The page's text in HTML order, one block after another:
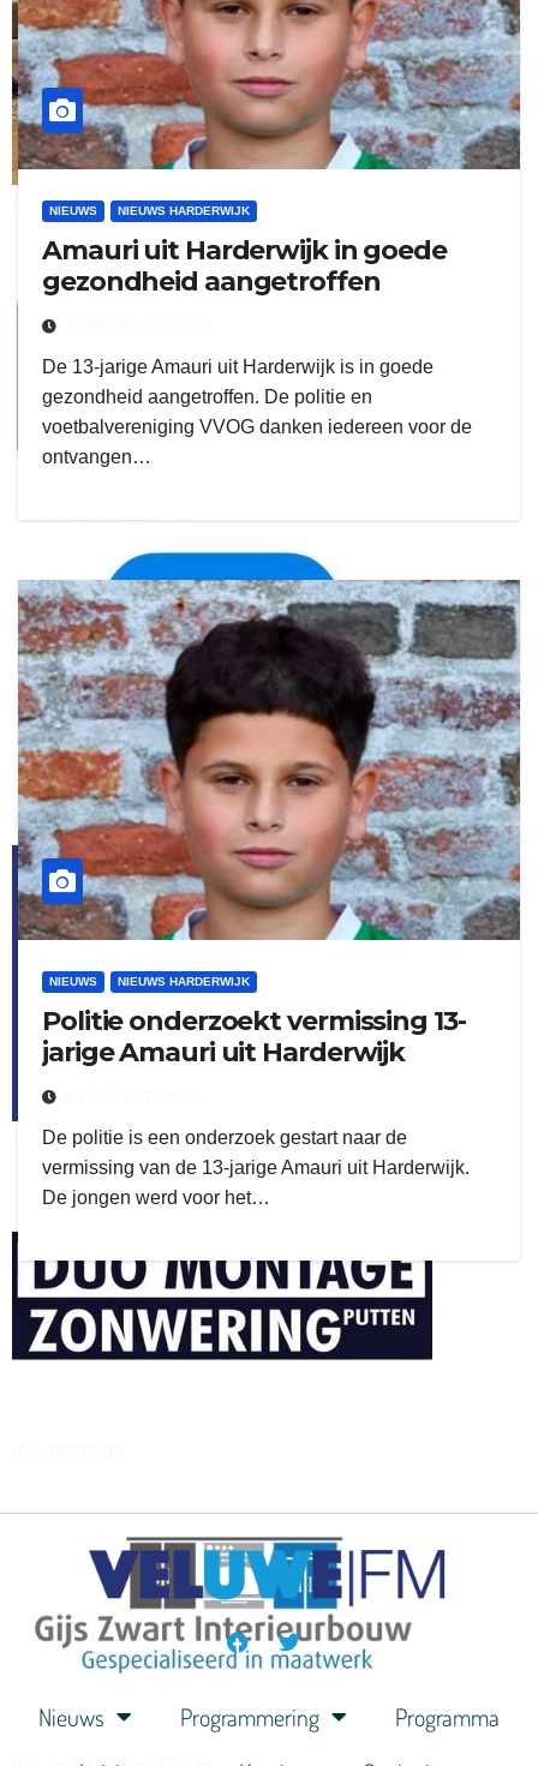
delangekortland
kleijer
henkvandeberg
ruitengaparket
flitsmeister
ook adverteren
NIEUWS NIEUWS HARDERWIJK
Amauri uit Harderwijk in goede
gezondheid aangetroffen
De 13-jarige Amauri uit Harderwijk is in goede
gezondheid aangetroffen. De politie en
voetbalvereniging VVOG danken iedereen voor de
ontvangen…
NIEUWS NIEUWS HARDERWIJK
Politie onderzoekt vermissing 13-
jarige Amauri uit Harderwijk
De politie is een onderzoek gestart naar de
vermissing van de 13-jarige Amauri uit Harderwijk.
De jongen werd voor het…
Nieuws Programmering
Programma